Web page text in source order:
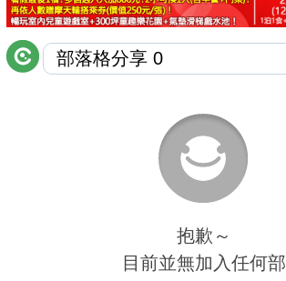
討論區
聯絡我們
抱歉～
目前並無加入任何部